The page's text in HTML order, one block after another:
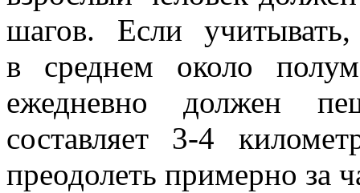
шагов. Если
в среднем около
ежедневно должен
составляет 3-4
преодолеть примерно за